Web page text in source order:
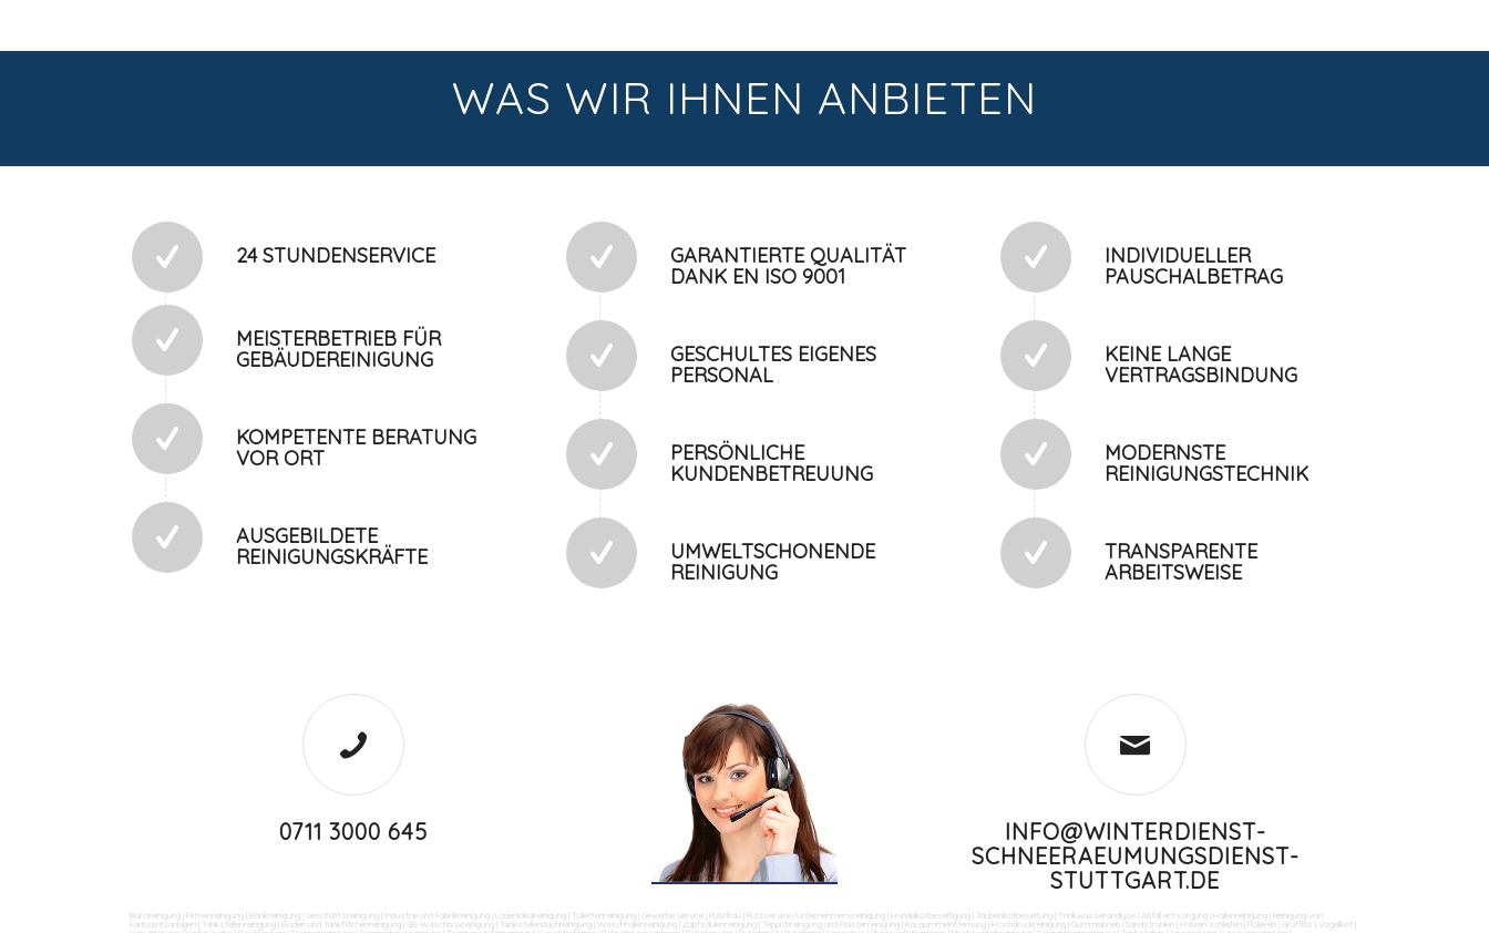
WAS WIR IHNEN ANBIETEN
24 STUNDENSERVICE
MEISTERBETRIEB FÜR
GEBÄUDEREINIGUNG
KOMPETENTE BERATUNG
VOR ORT
AUSGEBILDETE
REINIGUNGSKRÄFTE
GARANTIERTE QUALITÄT
DANK EN ISO 9001
GESCHULTES EIGENES
PERSONAL
PERSÖNLICHE
KUNDENBETREUUNG
UMWELTSCHONENDE
REINIGUNG
INDIVIDUELLER
PAUSCHALBETRAG
KEINE LANGE
VERTRAGSBINDUNG
MODERNSTE
REINIGUNGSTECHNIK
TRANSPARENTE
ARBEITSWEISE
0711 3000 645
INFO@WINTERDIENST-
SCHNEERAEUMUNGSDIENST-
STUTTGART.DE
Büroreinigung |Firmenreinigung |Bankreinigung Geschäftsreinigung |Industrie und Fabrikreinigung |Ladenlokalreinigung Toilettenreinigung Gewerbe Service |Putzfrau |Putzservice |Unternehmensreinigung |Hundekotbeseitigung Taubenkotbeseitung Trinkwasseranalyse Abfall entsorgung |Hallenreinigung |Reinigung von
Farbspritzanlagen
Tankstellenreinigung |Boden und Tankflächenreinigung SB-Waschboxreinigung Tankstellendachreinigung Waschhallenreinigung Zapfsäulenreinigung Teppichreinigung und Polsterreinigung |Kaugummientfernung |Hochdruckreinigung Gummiabrieb | Sandstrahlen |Fräsen schleifen |Polieren Graffitis Vogelkot